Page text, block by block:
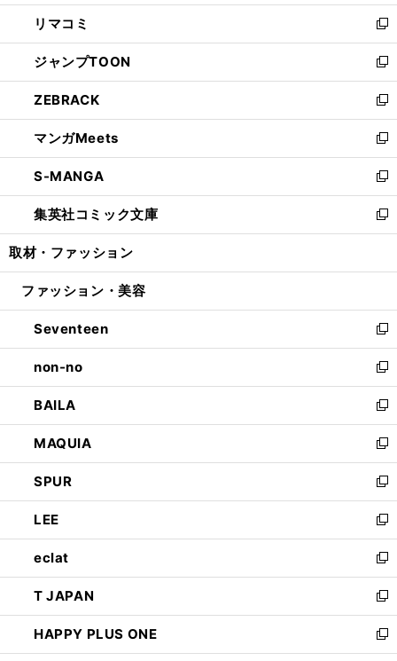
ウ
で
開
く
ン
ド
ウ
で
開
く
ウ
ィ
ン
ド
ウ
で
開
く
し
い
ウ
ィ
ン
ド
ウ
で
開
く
リマコミ
新
し
い
ウ
ィ
ン
ド
ウ
で
開
く
ジャンプTOON
新
し
い
ウ
ィ
ン
ド
ウ
で
開
ZEBRACK
新
し
い
ウ
ィ
ン
ド
ウ
開
マンガMeets
新
し
い
ウ
ィ
ン
ウ
開
く
S-MANGA
新
し
い
ウ
ン
ウ
で
開
く
集英社コミック文庫
新
し
ウ
ン
ド
ウ
で
開
く
取材・ファッション
ファッション・美容
Seventeen
新
し
い
ウ
ィ
ン
ド
ウ
で
開
く
non-no
新
し
い
ウ
ィ
ン
ド
ウ
で
開
く
BAILA
新
し
い
ウ
ィ
ン
ド
ウ
で
開
く
MAQUIA
新
し
い
ウ
ィ
ン
ド
ウ
で
開
く
SPUR
新
し
い
ウ
ィ
ン
ド
ウ
で
開
LEE
新
し
い
ウ
ィ
ン
ド
ウ
eclat
新
し
い
ウ
ィ
ン
T JAPAN
新
し
い
ウ
HAPPY PLUS ONE
新
し